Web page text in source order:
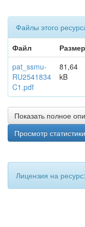
Файлы этого
Файл
Размер
pat_ssmu-
RU2541834
C1.pdf
81,64
kB
Показать полное
Просмотр статистики
Лицензия на ресурс: